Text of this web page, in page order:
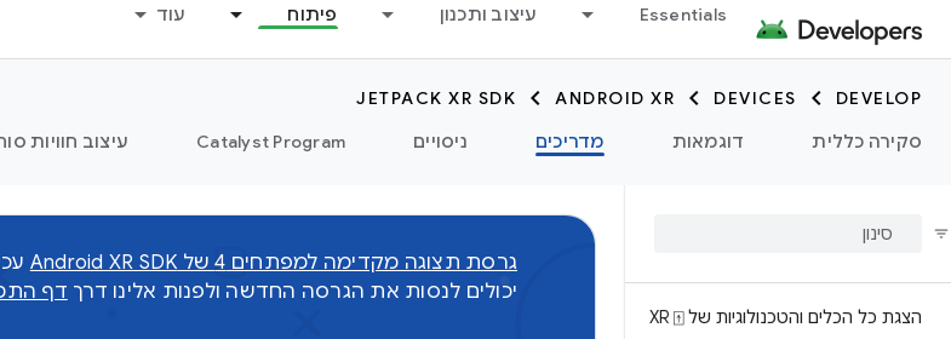
Essentials עיצוב ותכנון פיתוח עוד
DEVELOP
DEVICES
ANDROID XR
JETPACK XR SDK
סקירה כללית
דוגמאות מדריכים ניסויים Catalyst Program עיצוב חוויות
הצגת כל הכלים והטכנולוגיות של XR ⍐
גרסת תצוגה מקדימה למפתחים 4 של Android XR SDK
יכולים לנסות את הגרסה החדשה ולפנות אלינו דרך דף